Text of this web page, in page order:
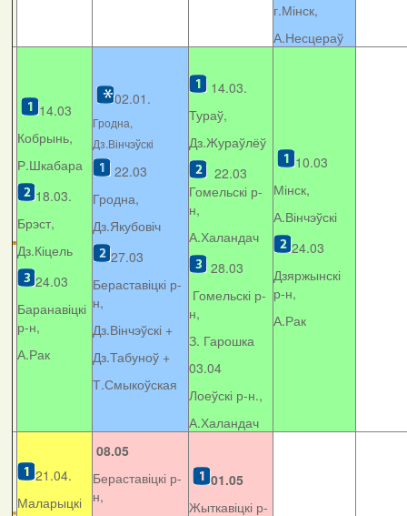
г.Мінск,
А.Несцераў
14.03
Кобрынь,
Р.Шкабара
18.03.
Брэст,
Дз.Кіцель
24.03
Баранавіцкі
р-н,
А.Рак
02.01.
Гродна,
Дз.Вінчэўскі
22.03
Гродна,
Дз.Якубовіч
27.03
Бераставіцкі р-
н,
Дз.Вінчэўскі +
Дз.Табуноў +
Т.Смыкоўская
14.03.
Тураў,
Дз.Жураўлёў
22.03
Гомельскі р-
н,
А.Халандач
28.03
Гомельскі р-
н,
З. Гарошка
03.04
Лоеўскі р-н.,
А.Халандач
10.03
Мінск,
А.Вінчэўскі
24.03
Дзяржынскі
р-н,
А.Рак
21.04.
Маларыцкі
08.05
Бераставіцкі р-
н,
01.05
Жыткавіцкі р-